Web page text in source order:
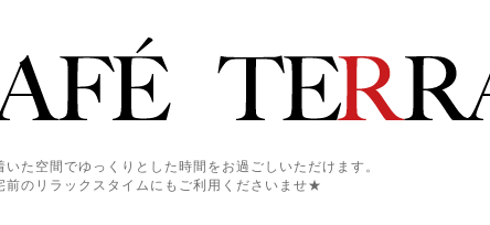
た空間でゆっくりとした時間をお過ごしいただけます。
前のリラックスタイムにもご利用くださいませ★